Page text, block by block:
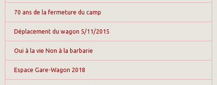
70 ans de la fermeture du camp
Déplacement du wagon 5/11/2015
Oui à la vie Non à la barbarie
Espace Gare-Wagon 2018